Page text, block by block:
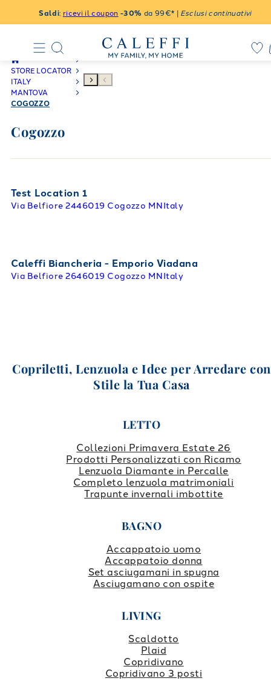
Saldi: ricevi il coupon -30% da 99€* | Esclusi continuativi
STORE LOCATOR
ITALY
MANTOVA
COGOZZO
Cogozzo
Test Location 1
Via Belfiore 2446019 Cogozzo MNItaly
Caleffi Biancheria - Emporio Viadana
Via Belfiore 2646019 Cogozzo MNItaly
Copriletti, Lenzuola e Idee per Arredare con
Stile la Tua Casa
LETTO
Collezioni Primavera Estate 26
Prodotti Personalizzati con Ricamo
Lenzuola Diamante in Percalle
Completo lenzuola matrimoniali
Trapunte invernali imbottite
BAGNO
Accappatoio uomo
Accappatoio donna
Set asciugamani in spugna
Asciugamano con ospite
LIVING
Scaldotto
Plaid
Copridivano
Copridivano 3 posti